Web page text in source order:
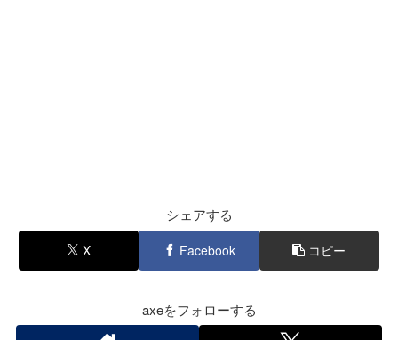
シェアする
X Facebook コピー
axeをフォローする